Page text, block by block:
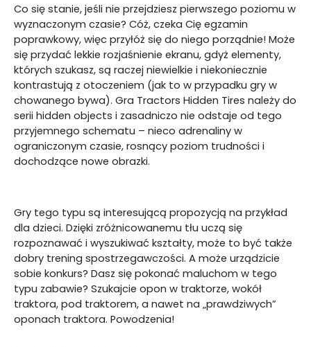
Co się stanie, jeśli nie przejdziesz pierwszego poziomu w
wyznaczonym czasie? Cóż, czeka Cię egzamin
poprawkowy, więc przyłóż się do niego porządnie! Może
się przydać lekkie rozjaśnienie ekranu, gdyż elementy,
których szukasz, są raczej niewielkie i niekoniecznie
kontrastują z otoczeniem (jak to w przypadku gry w
chowanego bywa). Gra Tractors Hidden Tires należy do
serii hidden objects i zasadniczo nie odstaje od tego
przyjemnego schematu – nieco adrenaliny w
ograniczonym czasie, rosnący poziom trudności i
dochodzące nowe obrazki.
Gry tego typu są interesującą propozycją na przykład
dla dzieci. Dzięki zróżnicowanemu tłu uczą się
rozpoznawać i wyszukiwać kształty, może to być także
dobry trening spostrzegawczości. A może urządzicie
sobie konkurs? Dasz się pokonać maluchom w tego
typu zabawie? Szukajcie opon w traktorze, wokół
traktora, pod traktorem, a nawet na „prawdziwych”
oponach traktora. Powodzenia!